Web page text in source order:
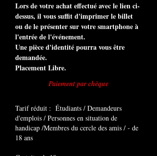
Lors de votre achat effectué avec le lien ci-
dessus, il vous suffit d'imprimer le billet
ou de le présenter sur votre smartphone à
l'entrée de l'événement.
Une pièce d'identité pourra vous être
demandée.
Placement Libre.
Paiement par chèque
Tarif réduit : Étudiants / Demandeurs
d'emplois / Personnes en situation de
handicap /Membres du cercle des amis / - de
18 ans